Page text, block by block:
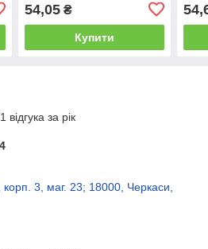
54,05₴
Купити
за рік
3, маг. 23; 18000, Черкаси,